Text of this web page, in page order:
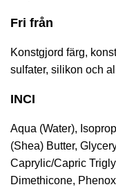
Fri från
Konstgjord färg,
sulfater, silikon och
INCI
Aqua (Water),
(Shea) Butter,
Caprylic/Capric
Dimethicone,